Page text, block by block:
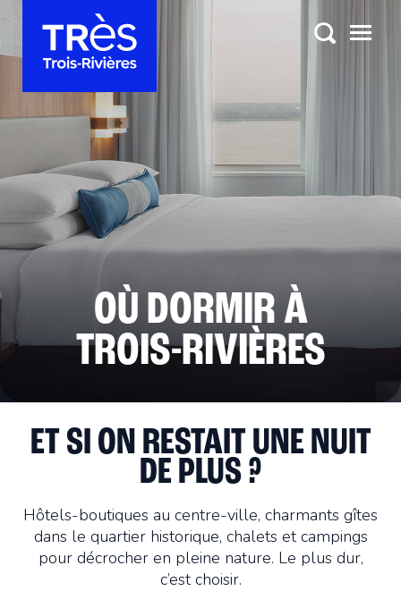
OÙ DORMIR À
TROIS-RIVIÈRES
ET SI ON RESTAIT UNE NUIT
DE PLUS ?
Hôtels-boutiques au centre-ville, charmants gîtes
dans le quartier historique, chalets et campings
pour décrocher en pleine nature. Le plus dur,
c’est choisir.